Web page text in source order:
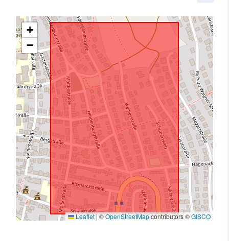
+
−
Leaflet|©OpenStreetMapcontributors ©GISCO